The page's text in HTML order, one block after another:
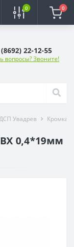
0 0
22-12-55
вопросы? Звоните!
Увадрев Кромка
0,4*19мм